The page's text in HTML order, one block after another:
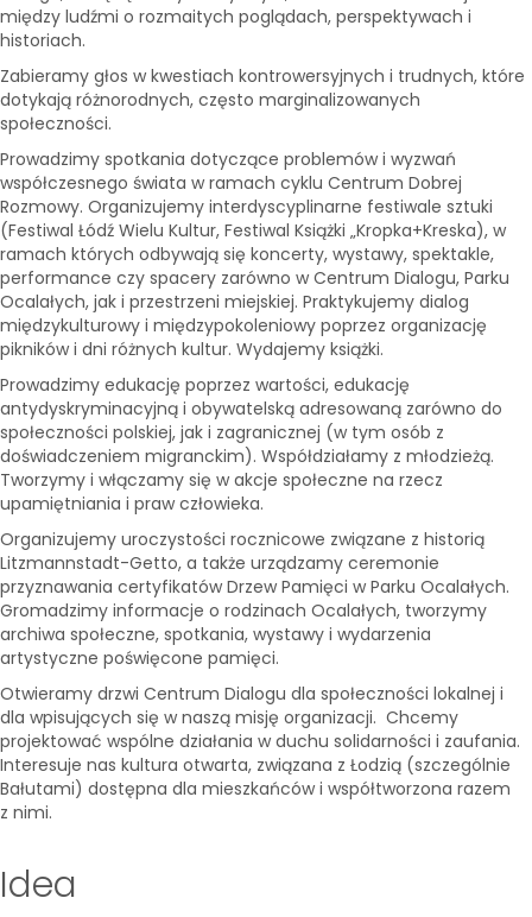
między ludźmi o rozmaitych poglądach, perspektywach i
historiach.
Zabieramy głos w kwestiach kontrowersyjnych i trudnych, które
dotykają różnorodnych, często marginalizowanych
społeczności.
Prowadzimy spotkania dotyczące problemów i wyzwań
współczesnego świata w ramach cyklu Centrum Dobrej
Rozmowy. Organizujemy interdyscyplinarne festiwale sztuki
(Festiwal Łódź Wielu Kultur, Festiwal Książki „Kropka+Kreska), w
ramach których odbywają się koncerty, wystawy, spektakle,
performance czy spacery zarówno w Centrum Dialogu, Parku
Ocalałych, jak i przestrzeni miejskiej. Praktykujemy dialog
międzykulturowy i międzypokoleniowy poprzez organizację
pikników i dni różnych kultur. Wydajemy książki.
Prowadzimy edukację poprzez wartości, edukację
antydyskryminacyjną i obywatelską adresowaną zarówno do
społeczności polskiej, jak i zagranicznej (w tym osób z
doświadczeniem migranckim). Współdziałamy z młodzieżą.
Tworzymy i włączamy się w akcje społeczne na rzecz
upamiętniania i praw człowieka.
Organizujemy uroczystości rocznicowe związane z historią
Litzmannstadt-Getto, a także urządzamy ceremonie
przyznawania certyfikatów Drzew Pamięci w Parku Ocalałych.
Gromadzimy informacje o rodzinach Ocalałych, tworzymy
archiwa społeczne, spotkania, wystawy i wydarzenia
artystyczne poświęcone pamięci.
Otwieramy drzwi Centrum Dialogu dla społeczności lokalnej i
dla wpisujących się w naszą misję organizacji. Chcemy
projektować wspólne działania w duchu solidarności i zaufania.
Interesuje nas kultura otwarta, związana z Łodzią (szczególnie
Bałutami) dostępna dla mieszkańców i współtworzona razem
z nimi.
Idea